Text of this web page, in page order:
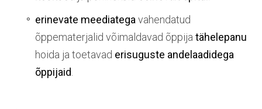
erinevate meediatega vahendatud
õppematerjalid võimaldavad õppija tähelepanu
hoida ja toetavad erisuguste andelaadidega
õppijaid